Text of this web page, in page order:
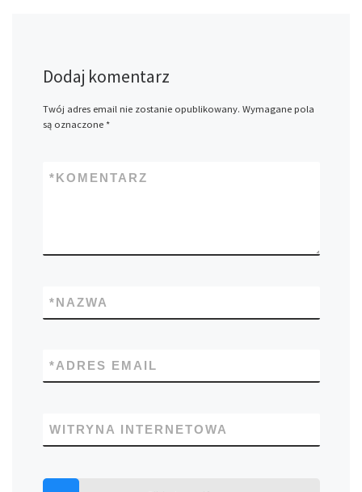
Dodaj komentarz
Twój adres email nie zostanie opublikowany. Wymagane pola
są oznaczone *
KOMENTARZ
*
NAZWA
*
ADRES EMAIL
*
WITRYNA INTERNETOWA